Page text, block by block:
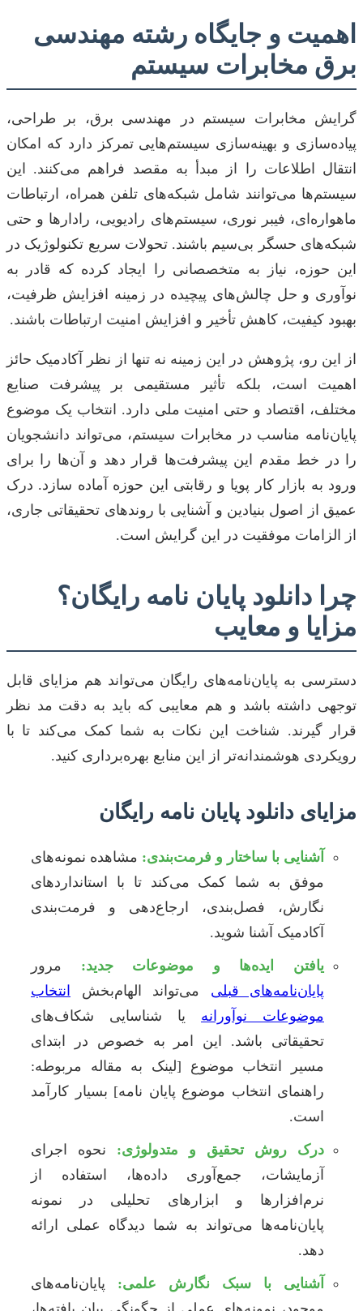
اهمیت و جایگاه رشته مهندسی
برق مخابرات سیستم
گرایش مخابرات سیستم در مهندسی برق، بر طراحی،
پیاده‌سازی و بهینه‌سازی سیستم‌هایی تمرکز دارد که امکان
انتقال اطلاعات را از مبدأ به مقصد فراهم می‌کنند. این
سیستم‌ها می‌توانند شامل شبکه‌های تلفن همراه، ارتباطات
ماهواره‌ای، فیبر نوری، سیستم‌های رادیویی، رادارها و حتی
شبکه‌های حسگر بی‌سیم باشند. تحولات سریع تکنولوژیک در
این حوزه، نیاز به متخصصانی را ایجاد کرده که قادر به
نوآوری و حل چالش‌های پیچیده در زمینه افزایش ظرفیت،
بهبود کیفیت، کاهش تأخیر و افزایش امنیت ارتباطات باشند.
از این رو، پژوهش در این زمینه نه تنها از نظر آکادمیک حائز
اهمیت است، بلکه تأثیر مستقیمی بر پیشرفت صنایع
مختلف، اقتصاد و حتی امنیت ملی دارد. انتخاب یک موضوع
پایان‌نامه مناسب در مخابرات سیستم، می‌تواند دانشجویان
را در خط مقدم این پیشرفت‌ها قرار دهد و آن‌ها را برای
ورود به بازار کار پویا و رقابتی این حوزه آماده سازد. درک
عمیق از اصول بنیادین و آشنایی با روندهای تحقیقاتی جاری،
از الزامات موفقیت در این گرایش است.
چرا دانلود پایان نامه رایگان؟
مزایا و معایب
دسترسی به پایان‌نامه‌های رایگان می‌تواند هم مزایای قابل
توجهی داشته باشد و هم معایبی که باید به دقت مد نظر
قرار گیرند. شناخت این نکات به شما کمک می‌کند تا با
رویکردی هوشمندانه‌تر از این منابع بهره‌برداری کنید.
مزایای دانلود پایان نامه رایگان
آشنایی با ساختار و فرمت‌بندی: مشاهده نمونه‌های
موفق به شما کمک می‌کند تا با استانداردهای
نگارش، فصل‌بندی، ارجاع‌دهی و فرمت‌بندی
آکادمیک آشنا شوید.
یافتن ایده‌ها و موضوعات جدید: مرور
پایان‌نامه‌های قبلی می‌تواند الهام‌بخش
انتخاب
موضوعات نوآورانه یا شناسایی شکاف‌های
تحقیقاتی باشد. این امر به خصوص در ابتدای
مسیر انتخاب موضوع [لینک به مقاله مربوطه:
راهنمای انتخاب موضوع پایان نامه] بسیار کارآمد
است.
درک روش تحقیق و متدولوژی: نحوه اجرای
آزمایشات، جمع‌آوری داده‌ها، استفاده از
نرم‌افزارها و ابزارهای تحلیلی در نمونه
پایان‌نامه‌ها می‌تواند به شما دیدگاه عملی ارائه
دهد.
آشنایی با سبک نگارش علمی: پایان‌نامه‌های